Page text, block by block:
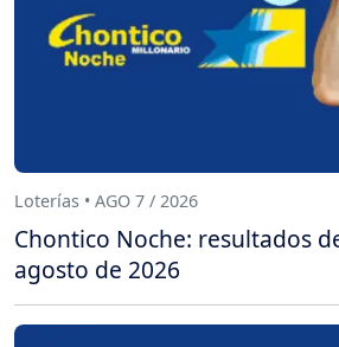
Loterías • AGO 7 / 2026
Chontico Noche: resultados
agosto de 2026